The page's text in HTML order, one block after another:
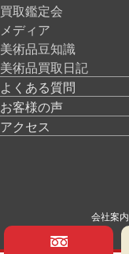
買取鑑定会
メディア
美術品豆知識
美術品買取日記
よくある質問
お客様の声
アクセス
会社案内